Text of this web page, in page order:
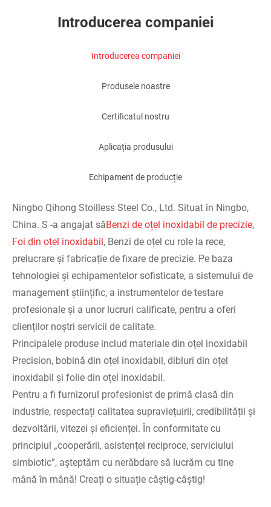
Introducerea companiei
Introducerea companiei
Produsele noastre
Certificatul nostru
Aplicația produsului
Echipament de producție
Ningbo Qihong Stoilless Steel Co., Ltd. Situat în Ningbo,
China. S -a angajat săBenzi de oțel inoxidabil de precizie,
Foi din oțel inoxidabil, Benzi de oțel cu role la rece,
prelucrare și fabricație de fixare de precizie. Pe baza
tehnologiei și echipamentelor sofisticate, a sistemului de
management științific, a instrumentelor de testare
profesionale și a unor lucruri calificate, pentru a oferi
clienților noștri servicii de calitate.
Principalele produse includ materiale din oțel inoxidabil
Precision, bobină din oțel inoxidabil, dibluri din oțel
inoxidabil și folie din oțel inoxidabil.
Pentru a fi furnizorul profesionist de primă clasă din
industrie, respectați calitatea supraviețuirii, credibilității și
dezvoltării, vitezei și eficienței. În conformitate cu
principiul „cooperării, asistenței reciproce, serviciului
simbiotic”, așteptăm cu nerăbdare să lucrăm cu tine
mână în mână! Creați o situație câștig-câștig!